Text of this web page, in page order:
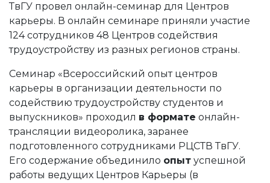
ТвГУ провел онлайн-семинар для Центров
карьеры. В онлайн семинаре приняли участие
124 сотрудников 48 Центров содействия
трудоустройству из разных регионов страны.
Семинар «Всероссийский опыт центров
карьеры в организации деятельности по
содействию трудоустройству студентов и
выпускников» проходил в формате онлайн-
трансляции видеоролика, заранее
подготовленного сотрудниками РЦСТВ ТвГУ.
Его содержание объединило опыт успешной
работы ведущих Центров Карьеры (в